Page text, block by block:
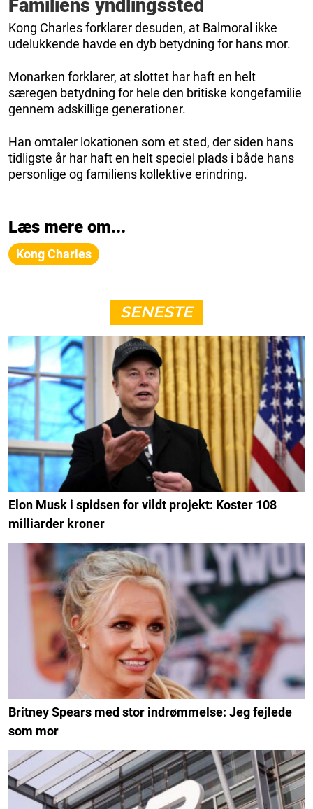
Familiens yndlingssted
Kong Charles forklarer desuden, at Balmoral ikke
udelukkende havde en dyb betydning for hans mor.
Monarken forklarer, at slottet har haft en helt
særegen betydning for hele den britiske kongefamilie
gennem adskillige generationer.
Han omtaler lokationen som et sted, der siden hans
tidligste år har haft en helt speciel plads i både hans
personlige og familiens kollektive erindring.
Læs mere om...
Kong Charles
SENESTE
Elon Musk i spidsen for vildt projekt: Koster 108
milliarder kroner
Britney Spears med stor indrømmelse: Jeg fejlede
som mor